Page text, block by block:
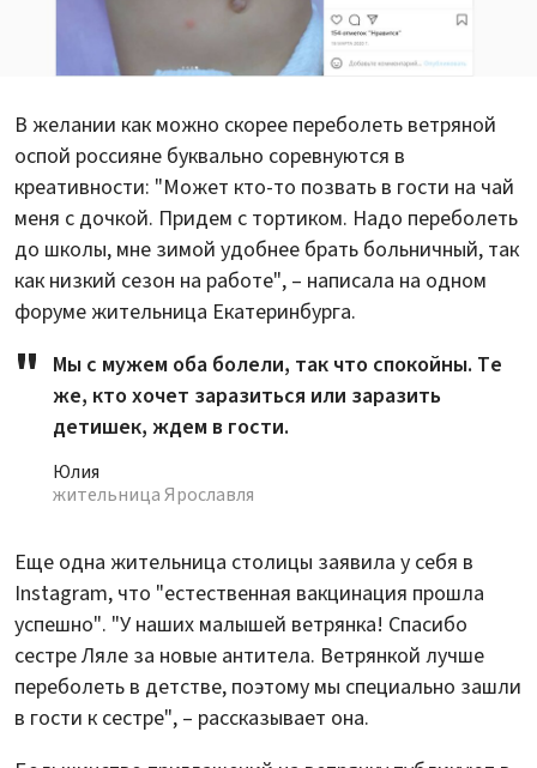
В желании как можно скорее переболеть ветряной
оспой россияне буквально соревнуются в
креативности: "Может кто-то позвать в гости на чай
меня с дочкой. Придем с тортиком. Надо переболеть
до школы, мне зимой удобнее брать больничный, так
как низкий сезон на работе", – написала на одном
форуме жительница Екатеринбурга.
Мы с мужем оба болели, так что спокойны. Те
же, кто хочет заразиться или заразить
детишек, ждем в гости.
Юлия
жительница Ярославля
Еще одна жительница столицы заявила у себя в
Instagram, что "естественная вакцинация прошла
успешно". "У наших малышей ветрянка! Спасибо
сестре Ляле за новые антитела. Ветрянкой лучше
переболеть в детстве, поэтому мы специально зашли
в гости к сестре", – рассказывает она.